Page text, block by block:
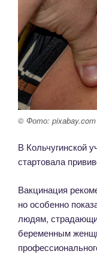
© Фото: pixabay.com
В Кольчугинской
стартовала
Вакцинация
но особенно
людям,
беременным